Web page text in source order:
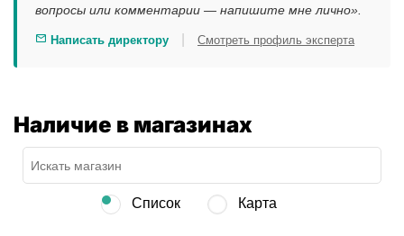
вопросы или комментарии — напишите мне лично».
Написать директору Смотреть профиль эксперта
Наличие в магазинах
Список Карта